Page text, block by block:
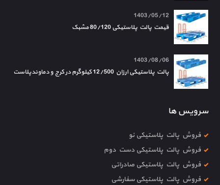
1403/05/12
قیمت پالت پلاستیکی 80/120 مشبک
1403/08/06
پالت پلاستیکی ارزان 12/500 کیلوگرم در کرج و دماوندپلاست
سرویس ها
فروش پالت پلاستیکی نو
فروش پالت پلاستیکی دست دوم
فروش پالت پلاستیکی صادراتی
فروش پالت پلاستیکی سفارشی